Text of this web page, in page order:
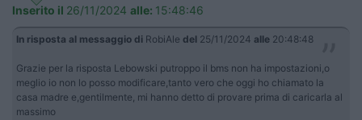
Inserito il 26/11/2024 alle: 15:48:46
In risposta al messaggio di RobiAle del 25/11/2024 alle 20:48:48
Grazie per la risposta Lebowski putroppo il bms non ha impostazioni,o
meglio io non lo posso modificare,tanto vero che oggi ho chiamato la
casa madre e,gentilmente, mi hanno detto di provare prima di caricarla al
massimo